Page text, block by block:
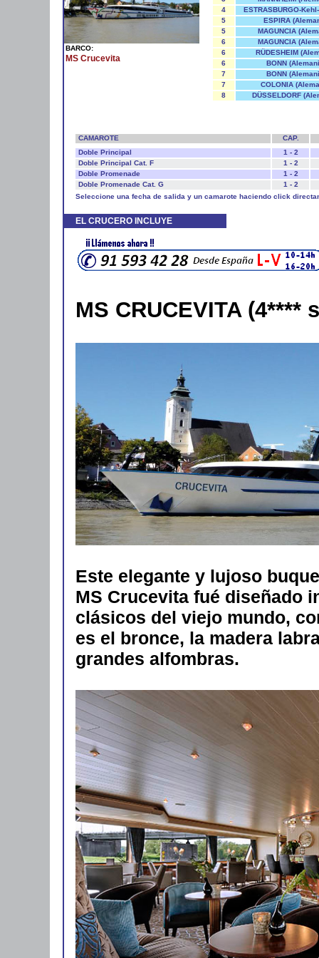
BARCO:
MS Crucevita
4
ESTRASBURGO-
5
ESPIRA
5
MAGUNCIA
6
MAGUNCIA
6
RÜDESHEIM
6
BONN
7
BONN
7
COLONIA
8
DÜSSELDORF
CAMAROTE
CAP.
Doble Principal
1 - 2
Doble Principal Cat. F
1 - 2
Doble Promenade
1 - 2
Doble Promenade Cat. G
1 - 2
Seleccione una fecha de salida y un camarote haciendo click
EL CRUCERO INCLUYE
MS CRUCEVITA (4****
Este elegante y lujoso
MS Crucevita fué diseñado
clásicos del viejo mundo,
es el bronce, la madera
grandes alfombras.